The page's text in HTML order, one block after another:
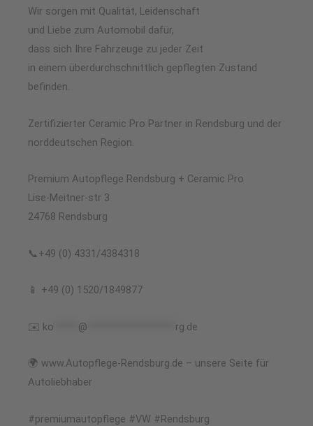
Wir sorgen mit Qualität, Leidenschaft
und Liebe zum Automobil dafür,
dass sich Ihre Fahrzeuge zu jeder Zeit
in einem überdurchschnittlich gepflegten Zustand
befinden.
Zertifizierter Ceramic Pro Partner in Rendsburg und der
norddeutschen Region.
Premium Autopflege Rendsburg + Ceramic Pro
Lise-Meitner-str 3
24768 Rendsburg
📞+49 (0) 4331/4384318
📱 +49 (0) 1520/1849877
✉️ ko @ rg.de
🌍 www.Autopflege-Rendsburg.de – unsere Seite für
Autoliebhaber
#premiumautopflege #VW #Rendsburg